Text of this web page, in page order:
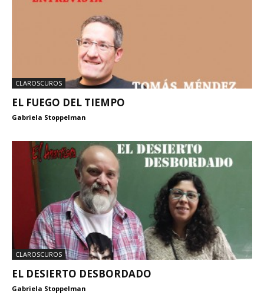
CLAROSCUROS
EL FUEGO DEL TIEMPO
Gabriela Stoppelman
CLAROSCUROS
EL DESIERTO DESBORDADO
Gabriela Stoppelman